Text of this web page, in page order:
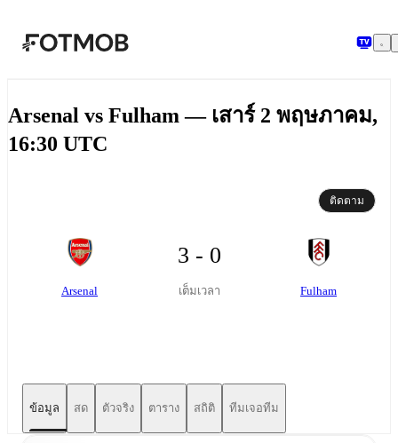
ข้ามไปยังเนื้อหาหลัก
Arsenal vs Fulham — เสาร์ 2 พฤษภาคม,
16:30 UTC
ติดตาม
Arsenal
3 - 0
เต็มเวลา Fulham
ข้อมูล สด ตัวจริง ตาราง สถิติ ทีมเจอทีม